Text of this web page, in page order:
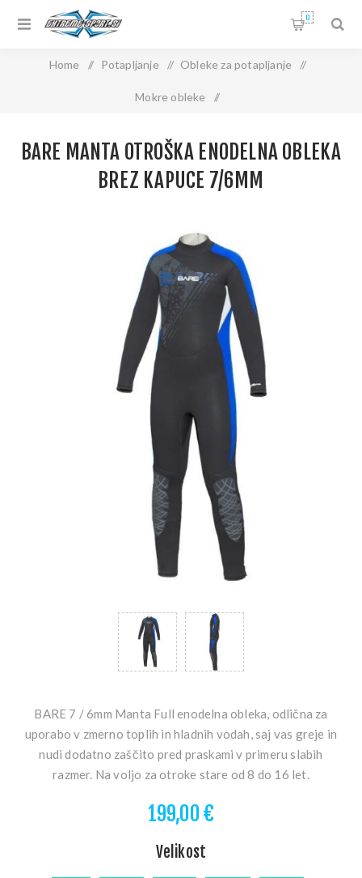
0
Home / Potapljanje / Obleke za potapljanje /
Mokre obleke /
BARE MANTA OTROŠKA ENODELNA OBLEKA
BREZ KAPUCE 7/6MM
BARE 7 / 6mm Manta Full enodelna obleka, odlična za
uporabo v zmerno toplih in hladnih vodah, saj vas greje in
nudi dodatno zaščito pred praskami v primeru slabih
razmer. Na voljo za otroke stare od 8 do 16 let.
199,00 €
Velikost